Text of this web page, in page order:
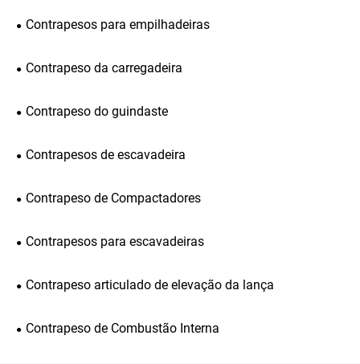
Contrapesos para empilhadeiras
Contrapeso da carregadeira
Contrapeso do guindaste
Contrapesos de escavadeira
Contrapeso de Compactadores
Contrapesos para escavadeiras
Contrapeso articulado de elevação da lança
Contrapeso de Combustão Interna